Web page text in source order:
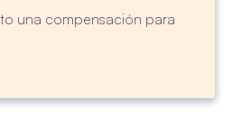
una compensación para